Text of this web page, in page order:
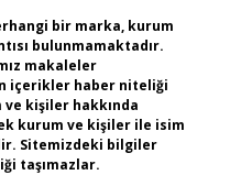
bir marka, kurum
bulunmamaktadır.
makaleler
içerikler haber niteliği
kişiler hakkında
kurum ve kişiler ile isim
Sitemizdeki bilgiler
taşımazlar.